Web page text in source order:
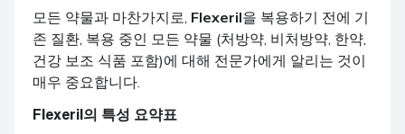
모든 약물과 마찬가지로, Flexeril을 복용하기 전에 기
존 질환, 복용 중인 모든 약물 (처방약, 비처방약, 한약,
건강 보조 식품 포함)에 대해 전문가에게 알리는 것이
매우 중요합니다.
Flexeril 의 특성 요약표